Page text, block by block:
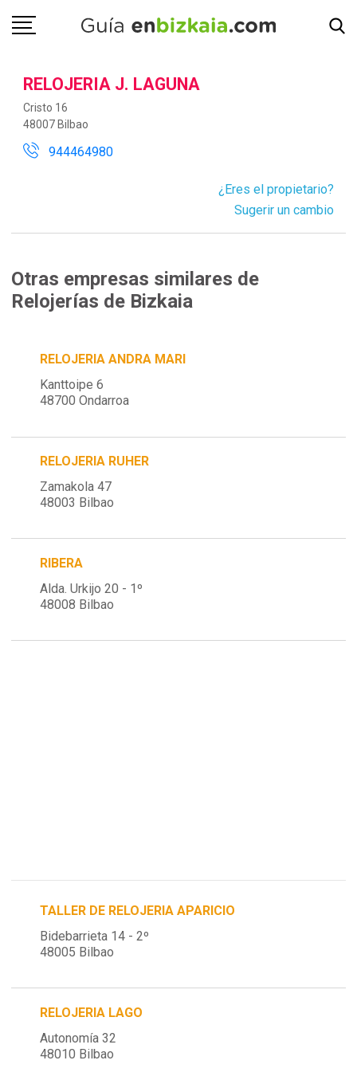
RELOJERIA J. LAGUNA
Cristo 16
48007 Bilbao
944464980
¿Eres el propietario?
Sugerir un cambio
Otras empresas similares de
Relojerías de Bizkaia
RELOJERIA ANDRA MARI
Kanttoipe 6
48700 Ondarroa
RELOJERIA RUHER
Zamakola 47
48003 Bilbao
RIBERA
Alda. Urkijo 20 - 1º
48008 Bilbao
TALLER DE RELOJERIA APARICIO
Bidebarrieta 14 - 2º
48005 Bilbao
RELOJERIA LAGO
Autonomía 32
48010 Bilbao